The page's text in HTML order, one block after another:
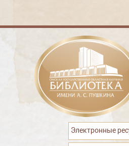
Электронные